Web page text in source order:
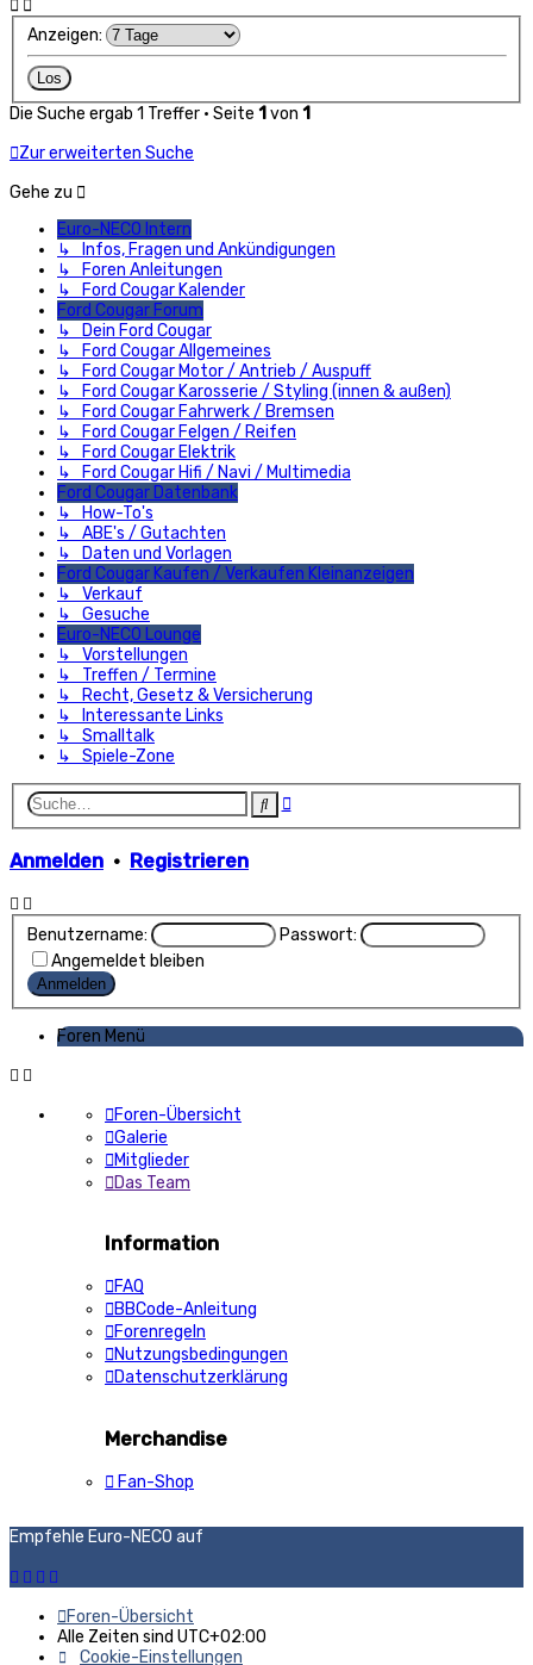
Anzeigen:
Die Suche ergab 1 Treffer • Seite 1von 1
Zur erweiterten Suche
Gehe zu
Euro-NECO Intern
↳ Infos, Fragen und Ankündigungen
↳ Foren Anleitungen
↳ Ford Cougar Kalender
Ford Cougar Forum
↳ Dein Ford Cougar
↳ Ford Cougar Allgemeines
↳ Ford Cougar Motor / Antrieb / Auspuff
↳ Ford Cougar Karosserie / Styling (innen & außen)
↳ Ford Cougar Fahrwerk / Bremsen
↳ Ford Cougar Felgen / Reifen
↳ Ford Cougar Elektrik
↳ Ford Cougar Hifi / Navi / Multimedia
Ford Cougar Datenbank
↳ How-To's
↳ ABE's / Gutachten
↳ Daten und Vorlagen
Ford Cougar Kaufen / Verkaufen Kleinanzeigen
↳ Verkauf
↳ Gesuche
Euro-NECO Lounge
↳ Vorstellungen
↳ Treffen / Termine
↳ Recht, Gesetz & Versicherung
↳ Interessante Links
↳ Smalltalk
↳ Spiele-Zone
SucheErweiterte
Anmelden • Registrieren
Benutzername:
Passwort:
Angemeldet bleiben
Foren Menü
Foren-Übersicht
Galerie
Mitglieder
Das Team
Information
FAQ
BBCode-Anleitung
Forenregeln
Nutzungsbedingungen
Datenschutzerklärung
Merchandise
Fan-Shop
Empfehle Euro-NECO auf
Foren-Übersicht
Alle Zeiten sind UTC+02:00
Cookie-Einstellungen